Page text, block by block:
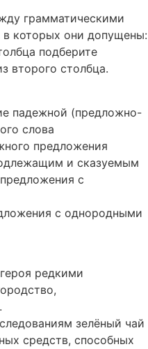
грамматическими
которых они допущены:
подберите
второго столбца.
падежной (предложно-
слова
предложения
и сказуемым
с
с однородными
редкими
зелёный чай
средств, способных